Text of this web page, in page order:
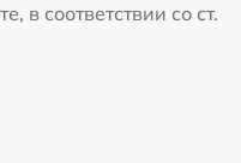
в соответствии со ст.